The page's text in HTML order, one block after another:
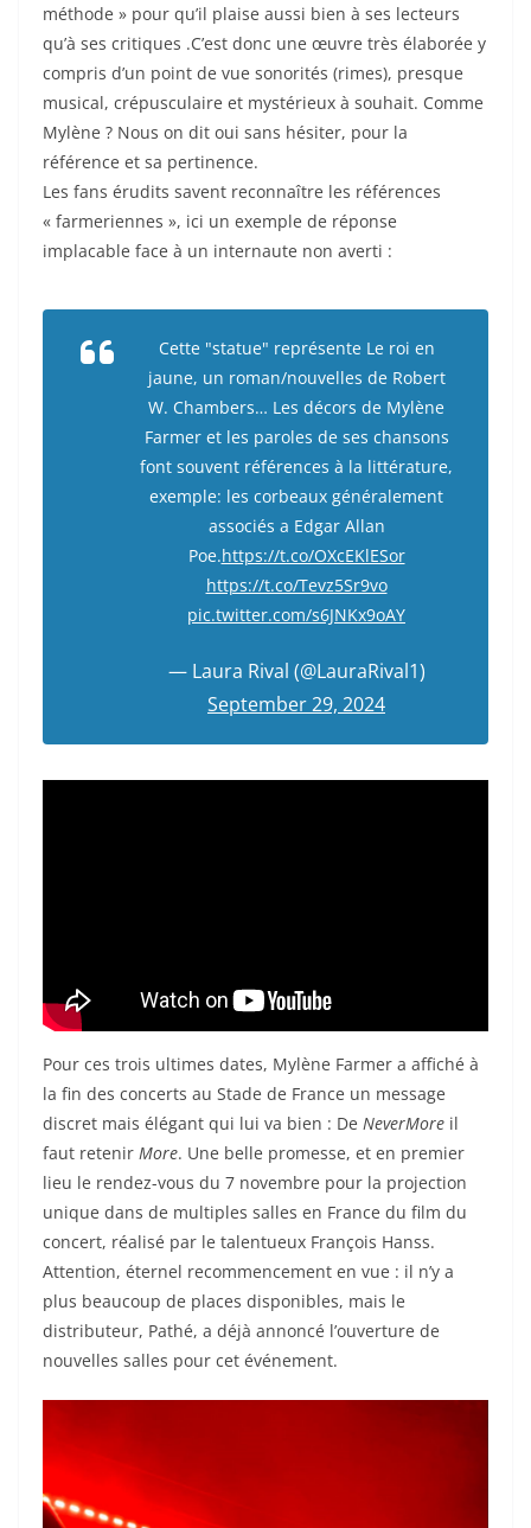
méthode » pour qu’il plaise aussi bien à ses lecteurs
qu’à ses critiques .C’est donc une œuvre très élaborée y
compris d’un point de vue sonorités (rimes), presque
musical, crépusculaire et mystérieux à souhait. Comme
Mylène ? Nous on dit oui sans hésiter, pour la
référence et sa pertinence.
Les fans érudits savent reconnaître les références
« farmeriennes », ici un exemple de réponse
implacable face à un internaute non averti :
Cette "statue" représente Le roi en
jaune, un roman/nouvelles de Robert
W. Chambers… Les décors de Mylène
Farmer et les paroles de ses chansons
font souvent références à la littérature,
exemple: les corbeaux généralement
associés a Edgar Allan
Poe.https://t.co/OXcEKlESor
https://t.co/Tevz5Sr9vo
pic.twitter.com/s6JNKx9oAY
— Laura Rival (@LauraRival1)
September 29, 2024
Pour ces trois ultimes dates, Mylène Farmer a affiché à
la fin des concerts au Stade de France un message
discret mais élégant qui lui va bien : De NeverMore il
faut retenir More. Une belle promesse, et en premier
lieu le rendez-vous du 7 novembre pour la projection
unique dans de multiples salles en France du film du
concert, réalisé par le talentueux François Hanss.
Attention, éternel recommencement en vue : il n’y a
plus beaucoup de places disponibles, mais le
distributeur, Pathé, a déjà annoncé l’ouverture de
nouvelles salles pour cet événement.